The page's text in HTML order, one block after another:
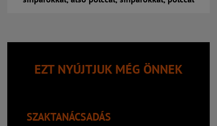
EZT NYÚJTJUK MÉG ÖNNEK
SZAKTANÁCSADÁS